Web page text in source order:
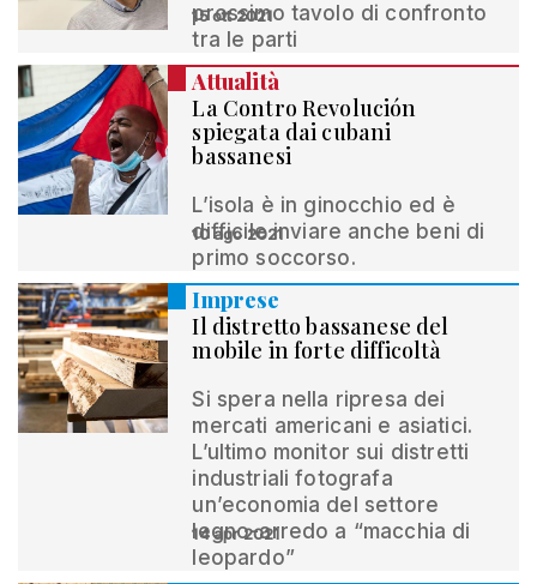
prossimo tavolo di confronto
tra le parti
15 ott 2021
Attualità
La Contro Revolución
spiegata dai cubani
bassanesi
L’isola è in ginocchio ed è
difficile inviare anche beni di
primo soccorso.
10 ago 2021
Imprese
Il distretto bassanese del
mobile in forte difficoltà
Si spera nella ripresa dei
mercati americani e asiatici.
L’ultimo monitor sui distretti
industriali fotografa
un’economia del settore
legno-arredo a “macchia di
leopardo”
14 apr 2021